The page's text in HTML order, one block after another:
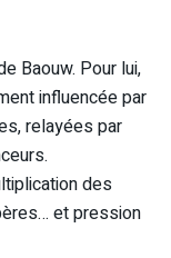
Baouw. Pour lui,
influencée par
relayées par
des
et pression